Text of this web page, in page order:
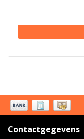
Contactgegevens